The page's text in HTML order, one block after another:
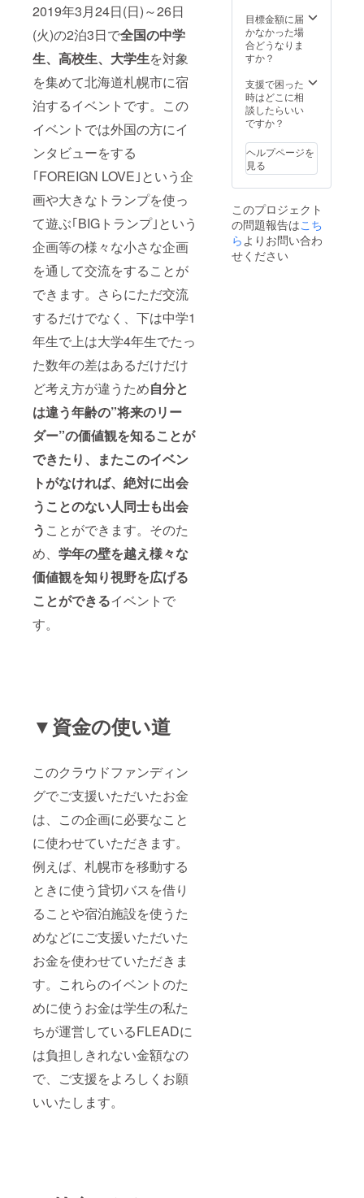
2019年3月24日(日)～26日
(火)の2泊3日で全国の中学
生、高校生、大学生を対象
を集めて北海道札幌市に宿
泊するイベントです。この
イベントでは外国の方にイ
ンタビューをする
｢FOREIGN LOVE｣という企
画や大きなトランプを使っ
て遊ぶ｢BIGトランプ｣という
企画等の様々な小さな企画
を通して交流をすることが
できます。さらにただ交流
するだけでなく、下は中学1
年生で上は大学4年生でたっ
た数年の差はあるだけだけ
ど考え方が違うため自分と
は違う年齢の”将来のリー
ダー”の価値観を知ることが
できたり、またこのイベン
トがなければ、絶対に出会
うことのない人同士も出会
う ことができます。そのた
め、 学年の壁を越え様々な
価値観を知り視野を広げる
ことができるイベントで
す。
▼資金の使い道
このクラウドファンディン
グでご支援いただいたお金
は、この企画に必要なこと
に使わせていただきます。
例えば、札幌市を移動する
ときに使う貸切バスを借り
ることや宿泊施設を使うた
めなどにご支援いただいた
お金を使わせていただきま
す。これらのイベントのた
めに使うお金は学生の私た
ちが運営しているFLEADに
は負担しきれない金額なの
で、ご支援をよろしくお願
いいたします。
目標金額に届
かなかった場
合どうなりま
すか？
支援で困った
時はどこに相
談したらいい
ですか？
ヘルプページを
見る
このプロジェクト
の問題報告はこち
ら よりお問い合わ
せください